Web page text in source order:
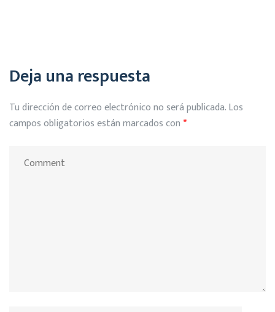
Deja una respuesta
Tu dirección de correo electrónico no será publicada.Los
campos obligatorios están marcados con*